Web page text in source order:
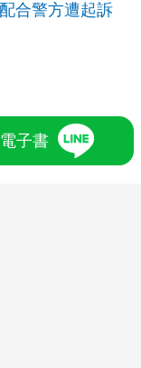
合警方遭起訴
子書